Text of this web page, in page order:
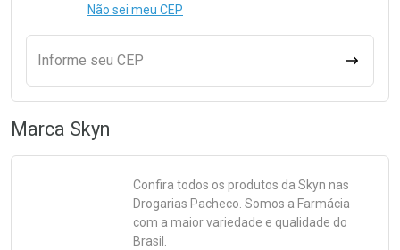
Não sei meu CEP
Informe seu CEP
Marca Skyn
Confira todos os produtos da Skyn nas
Drogarias Pacheco. Somos a Farmácia
com a maior variedade e qualidade do
Brasil.